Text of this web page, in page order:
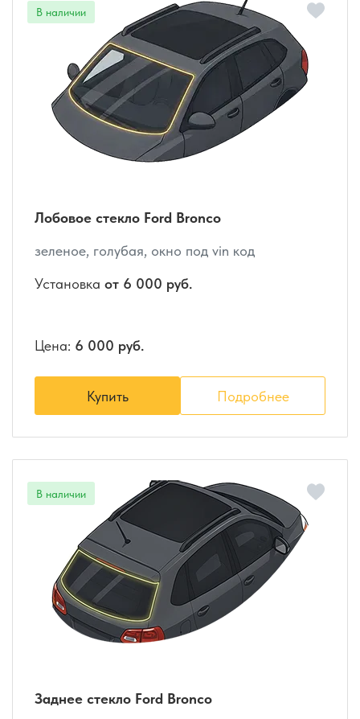
Лобовое стекло Ford Bronco
зеленое, голубая, окно под vin код
Установка от 6 000 руб.
Цена: 6 000 руб.
Купить Подробнее
Заднее стекло Ford Bronco